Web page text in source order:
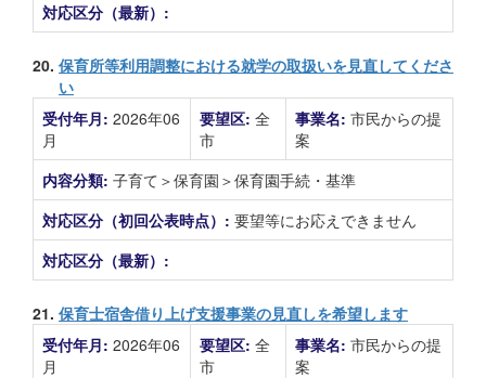
対応区分（最新）:
20. 保育所等利用調整における就学の取扱いを見直してくださ
い
受付年月: 2026年06
月
要望区: 全
市
事業名: 市民からの提
案
内容分類: 子育て＞保育園＞保育園手続・基準
対応区分（初回公表時点）: 要望等にお応えできません
対応区分（最新）:
21. 保育士宿舎借り上げ支援事業の見直しを希望します
受付年月: 2026年06
月
要望区: 全
市
事業名: 市民からの提
案